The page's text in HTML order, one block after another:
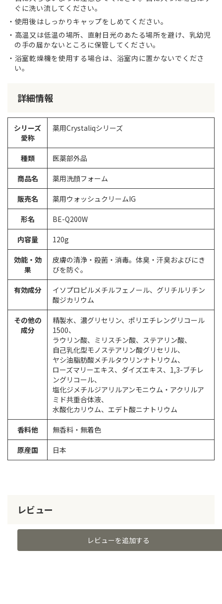
ぐに洗い流してください。
使用後はしっかりキャップをしめてください。
高温又は低温の場所、直射日光のあたる場所を避け、乳幼児
の手の届かないところに保管してください。
浴室乾燥機を使用する場合は、浴室内に置かないでくださ
い。
詳細情報
シリーズ
愛称
薬用Crystaliqシリーズ
種類 医薬部外品
商品名 薬用洗顔フォーム
販売名 薬用ウォッシュクリームIG
形名 BE-Q200W
内容量 120g
効能・効
果
皮膚の清浄・殺菌・消毒。体臭・汗臭およびにき
びを防ぐ。
有効成分
イソプロピルメチルフェノール、グリチルリチン
酸ジカリウム
その他の
成分
精製水、濃グリセリン、ポリエチレングリコール
1500、
ラウリン酸、ミリスチン酸、ステアリン酸、
自己乳化型モノステアリン酸グリセリル、
ヤシ油脂肪酸メチルタウリンナトリウム、
ローズマリーエキス、ダイズエキス、1,3-ブチレ
ングリコール、
塩化ジメチルジアリルアンモニウム・アクリルア
ミド共重合体液、
水酸化カリウム、エデト酸ニナトリウム
香料他 無香料・無着色
原産国 日本
レビュー
レビューを追加する